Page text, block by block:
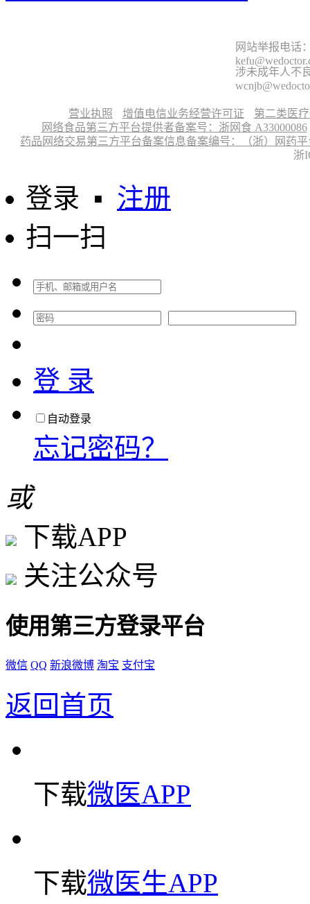
网站举报电话
涉未成年人不
营业执照 增值电信业务经营许可证
第二类医
网络食品第三方平台提供者备案号：浙网食 A33000086
药品网络交易第三方平台备案信息备案编号：（浙）网药平
浙
登录 ▪ 注册
扫一扫
登 录
自动登录
忘记密码？
或
下载APP
关注公众号
使用第三方登录平台
微信 QQ 新浪微博 淘宝 支付宝
返回首页
下载微医APP
下载微医生APP